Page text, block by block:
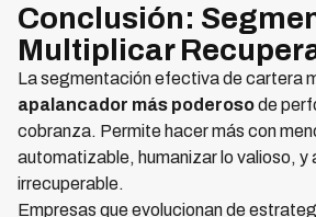
Conclusión:
Multiplicar
La segmentación efectiva de cartera
apalancador más poderosode
cobranza. Permite hacer más con
automatizable, humanizar lo valioso, y
irrecuperable.
Empresas que evolucionan de